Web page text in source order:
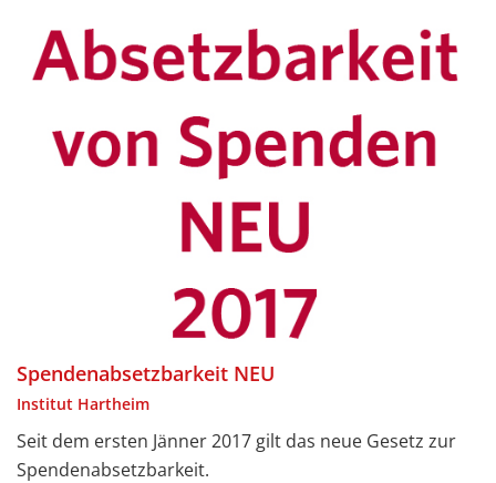
Spendenabsetzbarkeit NEU
Institut Hartheim
Seit dem ersten Jänner 2017 gilt das neue Gesetz zur
Spendenabsetzbarkeit.